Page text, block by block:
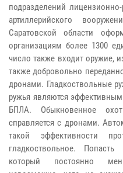
подразделений
артиллерийского
Саратовской области
организациям более 1300
число также входит оружие,
также добровольно
дронами. Гладкоствольные
ружья являются
БПЛА. Обыкновенное
справляется с дронами.
такой эффективности
гладкоствольное.
который постоянно